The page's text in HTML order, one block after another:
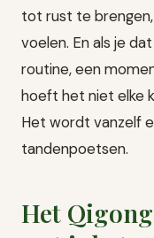
tot rust te
voelen. En als je
routine, een
hoeft het niet elke
Het wordt vanzelf
tandenpoetsen.
Het